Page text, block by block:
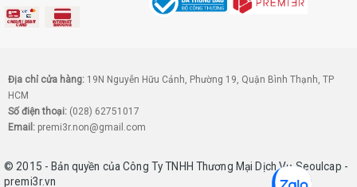
Địa chỉ cửa hàng: 19N Nguyễn Hữu Cảnh, Phường 19, Quận Bình Thạnh, TP
HCM
Số điện thoại: (028) 62751017
Email: premi3r.non@gmail.com
© 2015 - Bản quyền của Công Ty TNHH Thương Mại Dịch Vụ Seoulcap -
premi3r.vn